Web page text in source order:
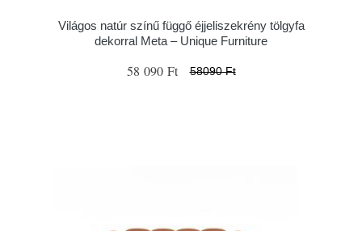
Világos natúr színű függő éjjeliszekrény tölgyfa
dekorral Meta – Unique Furniture
58 090 Ft 58090 Ft